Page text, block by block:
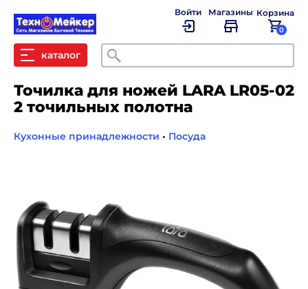
каталог Поиск
Войти Магазины Корзина
0
Точилка для ножей LARA LR05-02
2 точильных полотна
Кухонные принадлежности • Посуда